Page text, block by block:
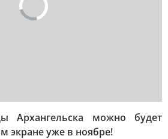
Архангельска можно будет
экране уже в ноябре!